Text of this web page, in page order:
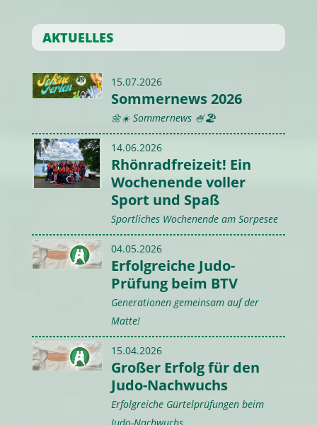
AKTUELLES
15.07.2026
Sommernews 2026
🌼☀️ Sommernews 🍧🏖️
14.06.2026
Rhönradfreizeit! Ein
Wochenende voller
Sport und Spaß
Sportliches Wochenende am Sorpesee
04.05.2026
Erfolgreiche Judo-
Prüfung beim BTV
Generationen gemeinsam auf der
Matte!
15.04.2026
Großer Erfolg für den
Judo-Nachwuchs
Erfolgreiche Gürtelprüfungen beim
Judo-Nachwuchs